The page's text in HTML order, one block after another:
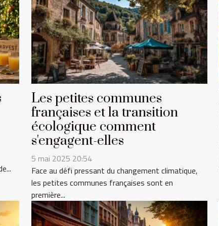
Les petites communes
françaises et la transition
écologique comment
s'engagent-elles
5 mai 2025 20:54
Face au défi pressant du changement climatique,
les petites communes françaises sont en
première...